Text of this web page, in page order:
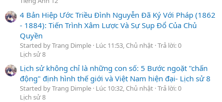
4 Bản Hiệp Ước Triều Đình Nguyễn Đã Ký Với Pháp (1862
- 1884): Tiến Trình Xâm Lược Và Sự Sụp Đổ Của Chủ
Quyền
Started by Trang Dimple Lúc 11:53, Chủ nhật Trả lời: 0
Lịch sử 8
Lịch sử không chỉ là những con số: 5 Bước ngoặt "chấn
động" định hình thế giới và Việt Nam hiện đại- Lịch sử 8
Started by Trang Dimple Lúc 10:32, Chủ nhật Trả lời: 0
Lịch sử 8